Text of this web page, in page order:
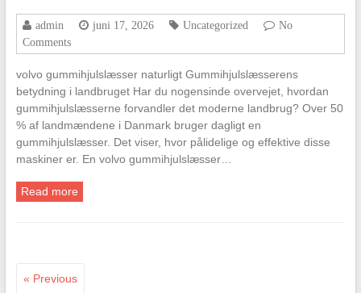
admin juni 17, 2026 Uncategorized
No
Comments
volvo gummihjulslæsser naturligt Gummihjulslæsserens
betydning i landbruget Har du nogensinde overvejet, hvordan
gummihjulslæsserne forvandler det moderne landbrug? Over 50
% af landmændene i Danmark bruger dagligt en
gummihjulslæsser. Det viser, hvor pålidelige og effektive disse
maskiner er. En volvo gummihjulslæsser…
Read more
« Previous